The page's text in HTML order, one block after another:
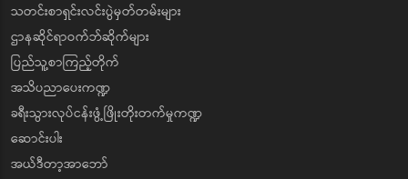
သတင်းစာရှင်းလင်းပွဲမှတ်တမ်းများ
ဌာနဆိုင်ရာဝက်ဘ်ဆိုက်များ
ပြည်သူ့စာကြည့်တိုက်
အသိပညာပေးကဏ္ဍ
ခရီးသွားလုပ်ငန်းဖွံ့ဖြိုးတိုးတက်မှုကဏ္ဍ
ဆောင်းပါး
အယ်ဒီတာ့အာဘော်